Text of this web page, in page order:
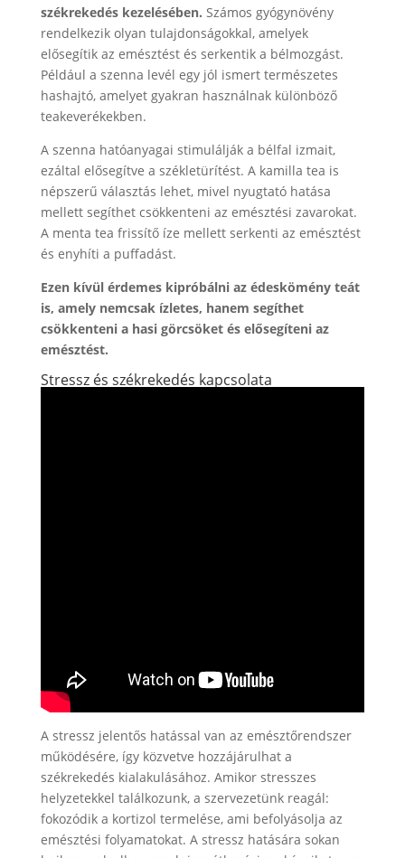
székrekedés kezelésében. Számos gyógynövény
rendelkezik olyan tulajdonságokkal, amelyek
elősegítik az emésztést és serkentik a bélmozgást.
Például a szenna levél egy jól ismert természetes
hashajtó, amelyet gyakran használnak különböző
teakeverékekben.
A szenna hatóanyagai stimulálják a bélfal izmait,
ezáltal elősegítve a székletürítést. A kamilla tea is
népszerű választás lehet, mivel nyugtató hatása
mellett segíthet csökkenteni az emésztési zavarokat.
A menta tea frissítő íze mellett serkenti az emésztést
és enyhíti a puffadást.
Ezen kívül érdemes kipróbálni az édeskömény teát
is, amely nemcsak ízletes, hanem segíthet
csökkenteni a hasi görcsöket és elősegíteni az
emésztést.
Stressz és székrekedés kapcsolata
A stressz jelentős hatással van az emésztőrendszer
működésére, így közvetve hozzájárulhat a
székrekedés kialakulásához. Amikor stresszes
helyzetekkel találkozunk, a szervezetünk reagál:
fokozódik a kortizol termelése, ami befolyásolja az
emésztési folyamatokat. A stressz hatására sokan